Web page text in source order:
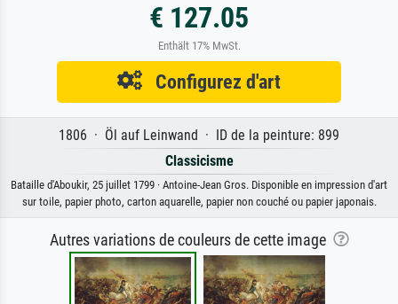
€ 127.05
Enthält 17% MwSt.
Configurez d'art
1806 · Öl auf Leinwand · ID de la peinture: 899
Classicisme
Bataille d'Aboukir, 25 juillet 1799 · Antoine-Jean Gros. Disponible en impression d'art
sur toile, papier photo, carton aquarelle, papier non couché ou papier japonais.
Autres variations de couleurs de cette image